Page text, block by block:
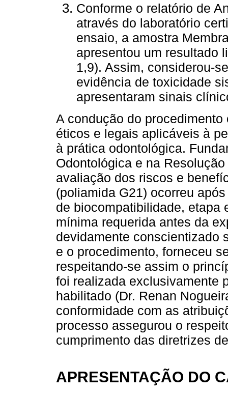
Conforme o relatório de
através do laboratório
ensaio, a amostra
apresentou um resultado
1,9). Assim, considerou-
evidência de toxicidade
apresentaram sinais
A condução do
éticos e legais aplicáveis à
à prática odontológica.
Odontológica e na
avaliação dos riscos e
(poliamida G21) ocorreu
de biocompatibilidade, etapa
mínima requerida antes da
devidamente conscientizado
e o procedimento, forneceu
respeitando-se assim o
foi realizada exclusivamente
habilitado (Dr. Renan
conformidade com as
processo assegurou o
cumprimento das diretrizes
APRESENTAÇÃO DO